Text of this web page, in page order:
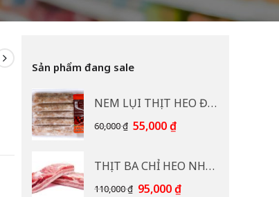
Sản phẩm đang sale
NEM LỤI THỊT HEO ĐB CP 400G
60,000₫ Giá
60,000 ₫.
55,000₫Giá
là:
55,000 ₫.
THỊT BA CHỈ HEO NHẠP KHẨU
110,000₫ Giá
95,000₫Giá